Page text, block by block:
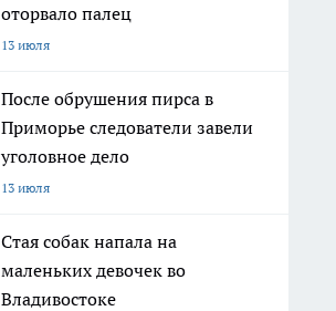
оторвало палец
13 июля
После обрушения пирса в
Приморье следователи завели
уголовное дело
13 июля
Стая собак напала на
маленьких девочек во
Владивостоке